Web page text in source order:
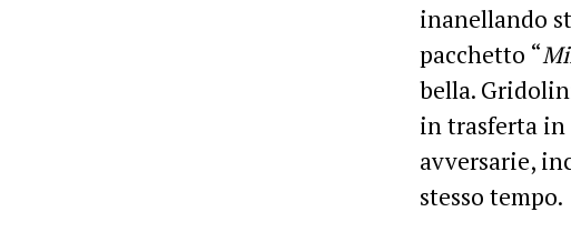
inanellando
pacchetto “
bella.
in trasferta in
avversarie,
stesso tempo.